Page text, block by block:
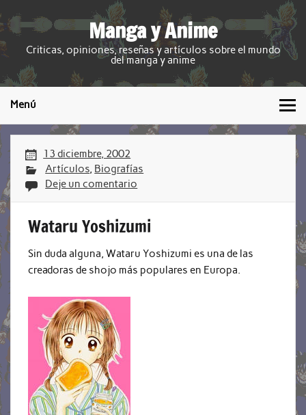
Manga y Anime
Criticas, opiniones, reseñas y artículos sobre el mundo
del manga y anime
Menú
13 diciembre, 2002
Artículos, Biografías
Deje un comentario
Wataru Yoshizumi
Sin duda alguna, Wataru Yoshizumi es una de las
creadoras de shojo más populares en Europa.